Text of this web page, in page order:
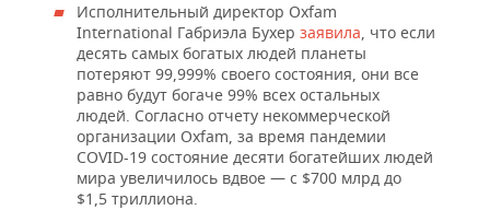
Исполнительный директор Oxfam
International Габриэла Бухер заявила, что если
десять самых богатых людей планеты
потеряют 99,999% своего состояния, они все
равно будут богаче 99% всех остальных
людей. Согласно отчету некоммерческой
организации Oxfam, за время пандемии
COVID-19 состояние десяти богатейших людей
мира увеличилось вдвое — с $700 млрд до
$1,5 триллиона.